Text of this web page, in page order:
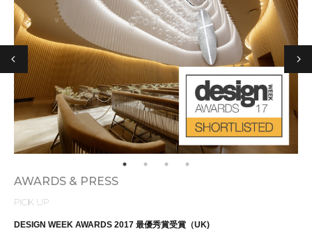
AWARDS & PRESS
PICK UP
DESIGN WEEK AWARDS 2017 最優秀賞受賞（UK)